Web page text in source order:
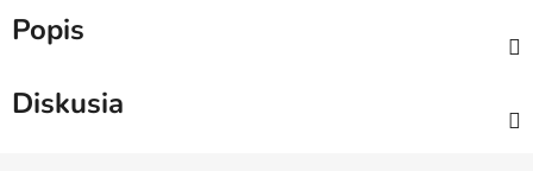
Popis
Diskusia